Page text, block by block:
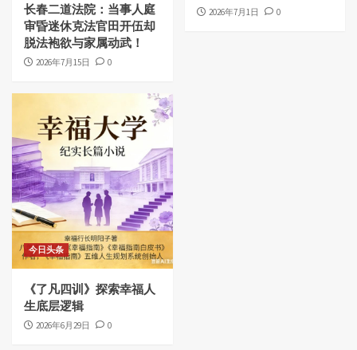
长春二道法院：当事人庭
审昏迷休克法官田开伍却
脱法袍欲与家属动武！
2026年7月15日 0
2026年7月1日 0
今日头条
《了凡四训》探索幸福人
生底层逻辑
2026年6月29日 0